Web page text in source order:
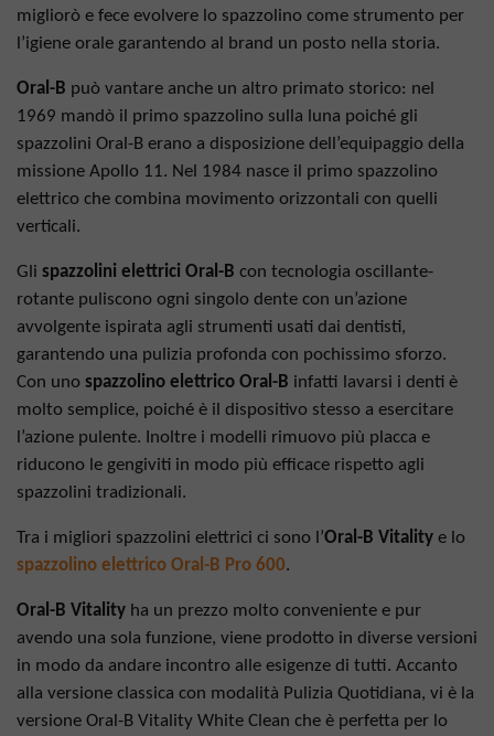
migliorò e fece evolvere lo spazzolino come strumento per
l’igiene orale garantendo al brand un posto nella storia.
Oral-B può vantare anche un altro primato storico: nel
1969 mandò il primo spazzolino sulla luna poiché gli
spazzolini Oral-B erano a disposizione dell’equipaggio della
missione Apollo 11. Nel 1984 nasce il primo spazzolino
elettrico che combina movimento orizzontali con quelli
verticali.
Gli spazzolini elettrici Oral-B con tecnologia oscillante-
rotante puliscono ogni singolo dente con un’azione
avvolgente ispirata agli strumenti usati dai dentisti,
garantendo una pulizia profonda con pochissimo sforzo.
Con uno spazzolino elettrico Oral-B infatti lavarsi i denti è
molto semplice, poiché è il dispositivo stesso a esercitare
l’azione pulente. Inoltre i modelli rimuovo più placca e
riducono le gengiviti in modo più efficace rispetto agli
spazzolini tradizionali.
Tra i migliori spazzolini elettrici ci sono l’Oral-B Vitality e lo
spazzolino elettrico Oral-B Pro 600.
Oral-B Vitality ha un prezzo molto conveniente e pur
avendo una sola funzione, viene prodotto in diverse versioni
in modo da andare incontro alle esigenze di tutti. Accanto
alla versione classica con modalità Pulizia Quotidiana, vi è la
versione Oral-B Vitality White Clean che è perfetta per lo